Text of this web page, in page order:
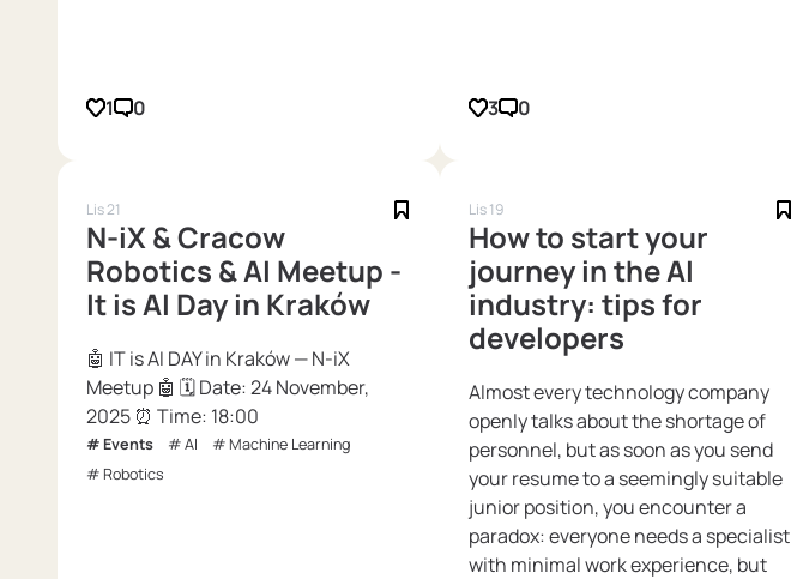
1 0 3 0
Lis 21
N-iX & Cracow
Robotics & AI Meetup -
It is AI Day in Kraków
🤖 IT is AI DAY in Kraków — N-iX
Meetup 🤖 🗓 Date: 24 November,
2025 ⏰ Time: 18:00
Events AI
Machine Learning
Robotics
Lis 19
How to start your
journey in the AI
industry: tips for
developers
Almost every technology company
openly talks about the shortage of
personnel, but as soon as you send
your resume to a seemingly suitable
junior position, you encounter a
paradox: everyone needs a specialist
with minimal work experience, but